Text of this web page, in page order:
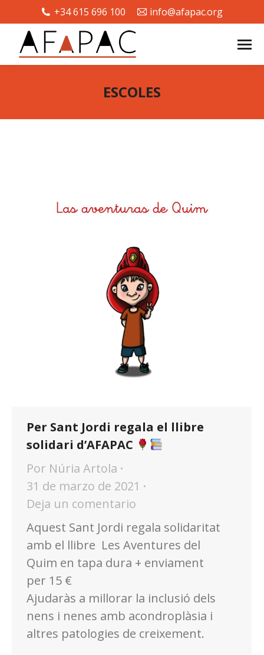
+34 615 696 100 info@afapac.org
ESCOLES
Per Sant Jordi regala el llibre
solidari d’AFAPAC
Por Núria Artola
31 de marzo de 2021
Deja un comentario
Aquest Sant Jordi regala solidaritat
amb el llibre Les Aventures del
Quim en tapa dura + enviament
per 15 €
Ajudaràs a millorar la inclusió dels
nens i nenes amb acondroplàsia i
altres patologies de creixement.